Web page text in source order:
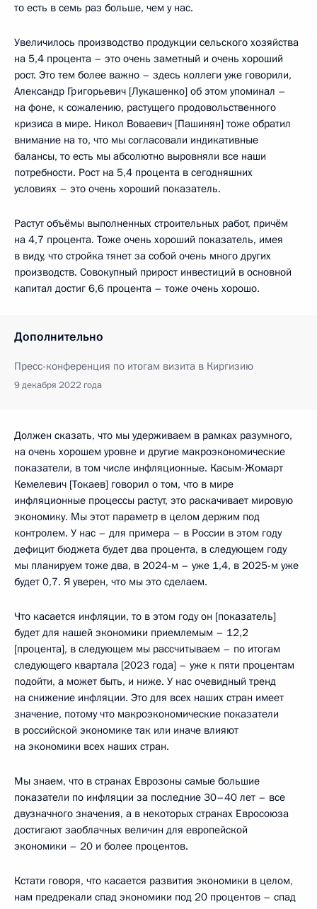
то есть в семь раз больше, чем у нас.
Увеличилось производство продукции сельского хозяйства
на 5,4 процента – это очень заметный и очень хороший
рост. Это тем более важно – здесь коллеги уже говорили,
Александр Григорьевич [Лукашенко] об этом упоминал –
на фоне, к сожалению, растущего продовольственного
кризиса в мире. Никол Воваевич [Пашинян] тоже обратил
внимание на то, что мы согласовали индикативные
балансы, то есть мы абсолютно выровняли все наши
потребности. Рост на 5,4 процента в сегодняшних
условиях – это очень хороший показатель.
Растут объёмы выполненных строительных работ, причём
на 4,7 процента. Тоже очень хороший показатель, имея
в виду, что стройка тянет за собой очень много других
производств. Совокупный прирост инвестиций в основной
капитал достиг 6,6 процента – тоже очень хорошо.
Дополнительно
Пресс-конференция по итогам визита в Киргизию
9 декабря 2022 года
Должен сказать, что мы удерживаем в рамках разумного,
на очень хорошем уровне и другие макроэкономические
показатели, в том числе инфляционные. Касым-Жомарт
Кемелевич [Токаев] говорил о том, что в мире
инфляционные процессы растут, это раскачивает мировую
экономику. Мы этот параметр в целом держим под
контролем. У нас – для примера – в России в этом году
дефицит бюджета будет два процента, в следующем году
мы планируем тоже два, в 2024-м – уже 1,4, в 2025-м уже
будет 0,7. Я уверен, что мы это сделаем.
Что касается инфляции, то в этом году он [показатель]
будет для нашей экономики приемлемым – 12,2
[процента], в следующем мы рассчитываем – по итогам
следующего квартала [2023 года] – уже к пяти процентам
подойти, а может быть, и ниже. У нас очевидный тренд
на снижение инфляции. Это для всех наших стран имеет
значение, потому что макроэкономические показатели
в российской экономике так или иначе влияют
на экономики всех наших стран.
Мы знаем, что в странах Еврозоны самые большие
показатели по инфляции за последние 30–40 лет – все
двузначного значения, а в некоторых странах Евросоюза
достигают заоблачных величин для европейской
экономики – 20 и более процентов.
Кстати говоря, что касается развития экономики в целом,
нам предрекали спад экономики под 20 процентов – спад